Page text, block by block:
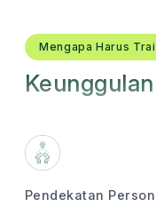
Mengapa Harus
Pendekatan